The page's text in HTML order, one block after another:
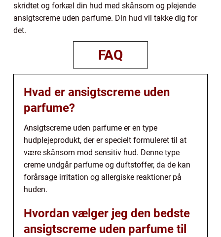
skridtet og forkæl din hud med skånsom og plejende
ansigtscreme uden parfume. Din hud vil takke dig for
det.
FAQ
Hvad er ansigtscreme uden
parfume?
Ansigtscreme uden parfume er en type
hudplejeprodukt, der er specielt formuleret til at
være skånsom mod sensitiv hud. Denne type
creme undgår parfume og duftstoffer, da de kan
forårsage irritation og allergiske reaktioner på
huden.
Hvordan vælger jeg den bedste
ansigtscreme uden parfume til